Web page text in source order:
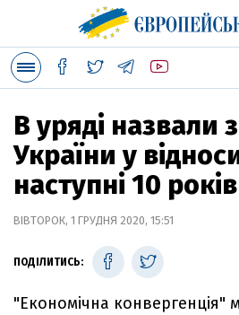
В уряді назвали
України у
наступні 10 років
ВІВТОРОК, 1 ГРУДНЯ 2020, 15:51
ПОДІЛИТИСЬ:
"Економічна конвергенція"